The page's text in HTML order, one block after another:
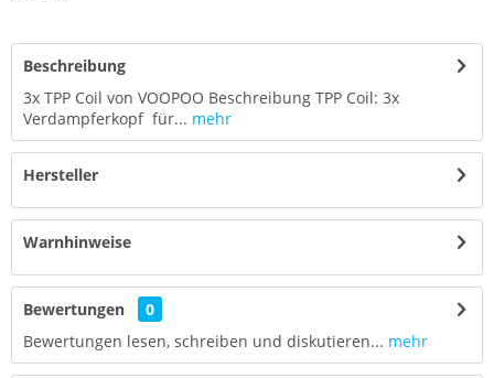
Beschreibung
3x TPP Coil von VOOPOO Beschreibung TPP Coil: 3x
Verdampferkopf für... mehr
Hersteller
Warnhinweise
Bewertungen
0
Bewertungen lesen, schreiben und diskutieren... mehr